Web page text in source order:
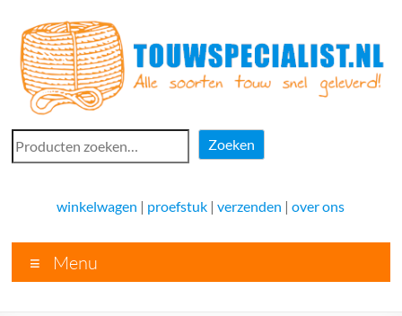
naar
inhoud
Touwspecialist.nl
voor
vele
soorten
Zoeken
Zoeken
winkelwagen | proefstuk |verzenden |over ons
Menu